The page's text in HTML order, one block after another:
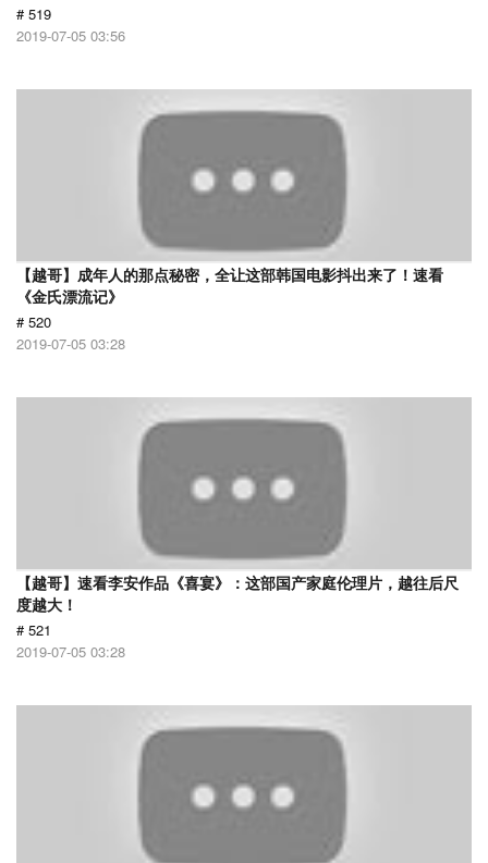
# 519
2019-07-05 03:56
【越哥】成年人的那点秘密，全让这部韩国电影抖出来了！速看
《金氏漂流记》
# 520
2019-07-05 03:28
【越哥】速看李安作品《喜宴》：这部国产家庭伦理片，越往后尺
度越大！
# 521
2019-07-05 03:28